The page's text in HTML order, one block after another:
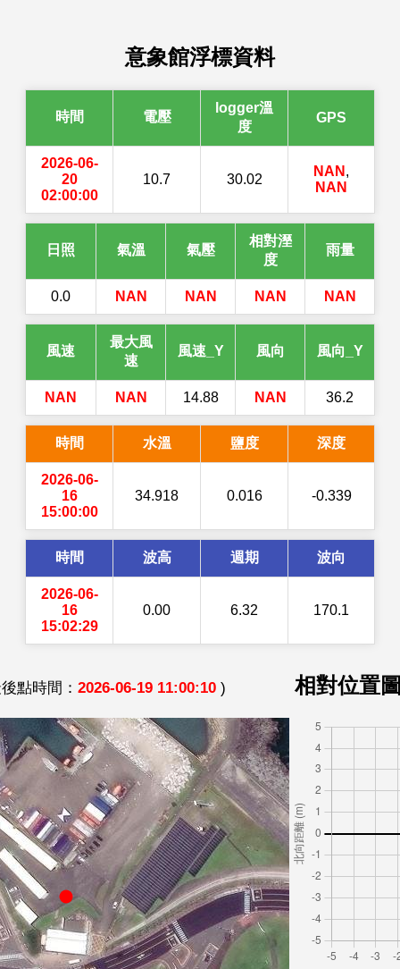
意象館浮標資料
時間 電壓
logger溫
度
GPS
2026-06-
20
02:00:00
10.7 30.02
NAN ,
NAN
日照 氣溫 氣壓
相對溼
度
雨量
0.0 NAN NAN NAN NAN
風速
最大風
速
風速_Y 風向 風向_Y
NAN NAN 14.88 NAN 36.2
時間 水溫 鹽度 深度
2026-06-
16
15:00:00
34.918 0.016 -0.339
時間 波高 週期 波向
2026-06-
16
15:02:29
0.00 6.32 170.1
點時間： 2026-06-19 11:00:10 ) 相對位置